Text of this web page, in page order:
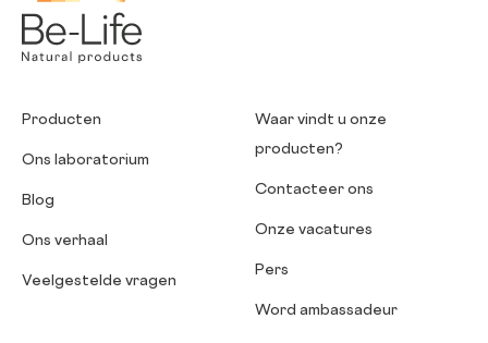
Producten
Ons laboratorium
Blog
Ons verhaal
Veelgestelde vragen
Waar vindt u onze
producten?
Contacteer ons
Onze vacatures
Pers
Word ambassadeur